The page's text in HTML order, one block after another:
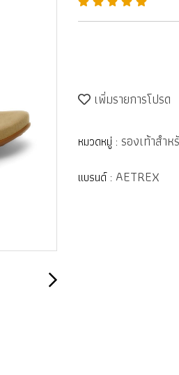
เพิ่มรายการโปรด
หมวดหมู่ : รองเท้าสำ
แบรนด์ : AETREX